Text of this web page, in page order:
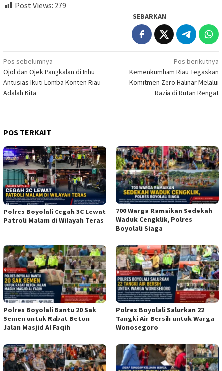
Post Views: 279
SEBARKAN
Navigasi
pos
Pos sebelumnya
Ojol dan Ojek Pangkalan di Inhu
Antusias Ikuti Lomba Konten Riau
Adalah Kita
Pos berikutnya
Kemenkumham Riau Tegaskan
Komitmen Zero Halinar Melalui
Razia di Rutan Rengat
POS TERKAIT
Polres Boyolali Cegah 3C Lewat
Patroli Malam di Wilayah Teras
700 Warga Ramaikan Sedekah
Waduk Cengklik, Polres
Boyolali Siaga
Polres Boyolali Bantu 20 Sak
Semen untuk Rabat Beton
Jalan Masjid Al Faqih
Polres Boyolali Salurkan 22
Tangki Air Bersih untuk Warga
Wonosegoro